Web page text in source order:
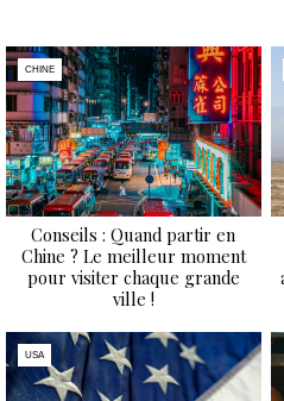
CHINE
Conseils : Quand partir en
Chine ? Le meilleur moment
pour visiter chaque grande
ville !
USA